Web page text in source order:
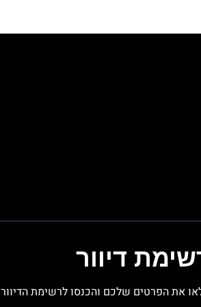
דיוור
את הפרטים שלכם והכנסו לרשימת הדיוור